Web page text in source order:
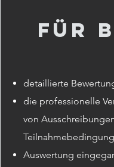
Für
detaillierte
die professionelle
von
Auswertung